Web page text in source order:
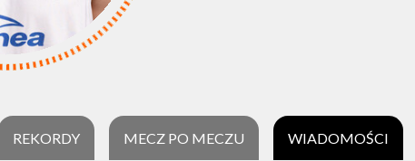
REKORDY MECZ PO MECZU WIADOMOŚCI